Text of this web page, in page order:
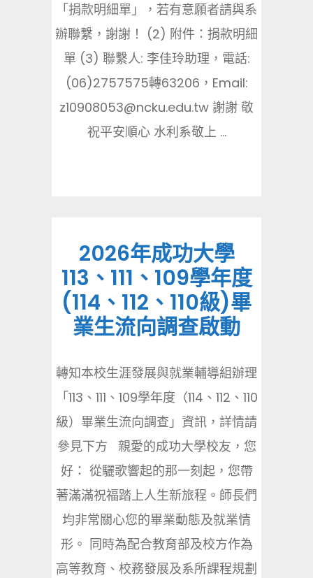
「捐款明細單」，若有意願者請與系
辦聯繫，謝謝！ (2) 附件：捐款明細
單 (3) 聯繫人: 李佳玲助理，電話:
(06)2757575轉63206，Email:
z10908053@ncku.edu.tw 謝謝 敬
祝平安順心 水利系敬上 ...
2026年成功大學
113、111、109學年度
(114、112、110級)畢
業生流向調查啟動
轉知本校生涯發展與就業輔導組辦理
「113、111、109學年度（114、112、110
級）畢業生流向調查」資訊，詳情請
參見下方 親愛的成功大學校友，您
好： 從驪歌響起的那一刻起，您帶
著滿滿祝福踏上人生新旅程。師長們
均非常關心您的畢業動態及就業情
形。 同時為配合教育部及校方作為
高等教育、校務發展及系所課程規劃